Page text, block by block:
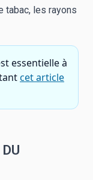
tabac, les rayons
essentielle à
cet article